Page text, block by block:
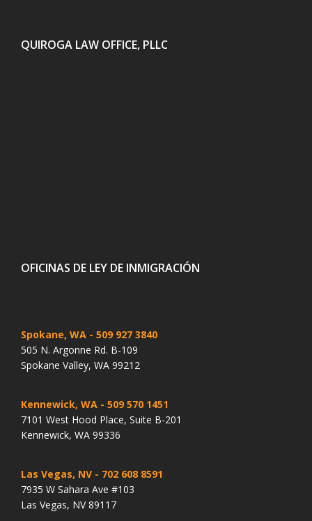
QUIROGA LAW OFFICE, PLLC
OFICINAS DE LEY DE INMIGRACIÓN
Spokane, WA - 509 927 3840
505 N. Argonne Rd. B-109
Spokane Valley, WA 99212
Kennewick, WA - 509 570 1451
7101 West Hood Place, Suite B-201
Kennewick, WA 99336
Las Vegas, NV - 702 608 8591
7935 W Sahara Ave #103
Las Vegas, NV 89117